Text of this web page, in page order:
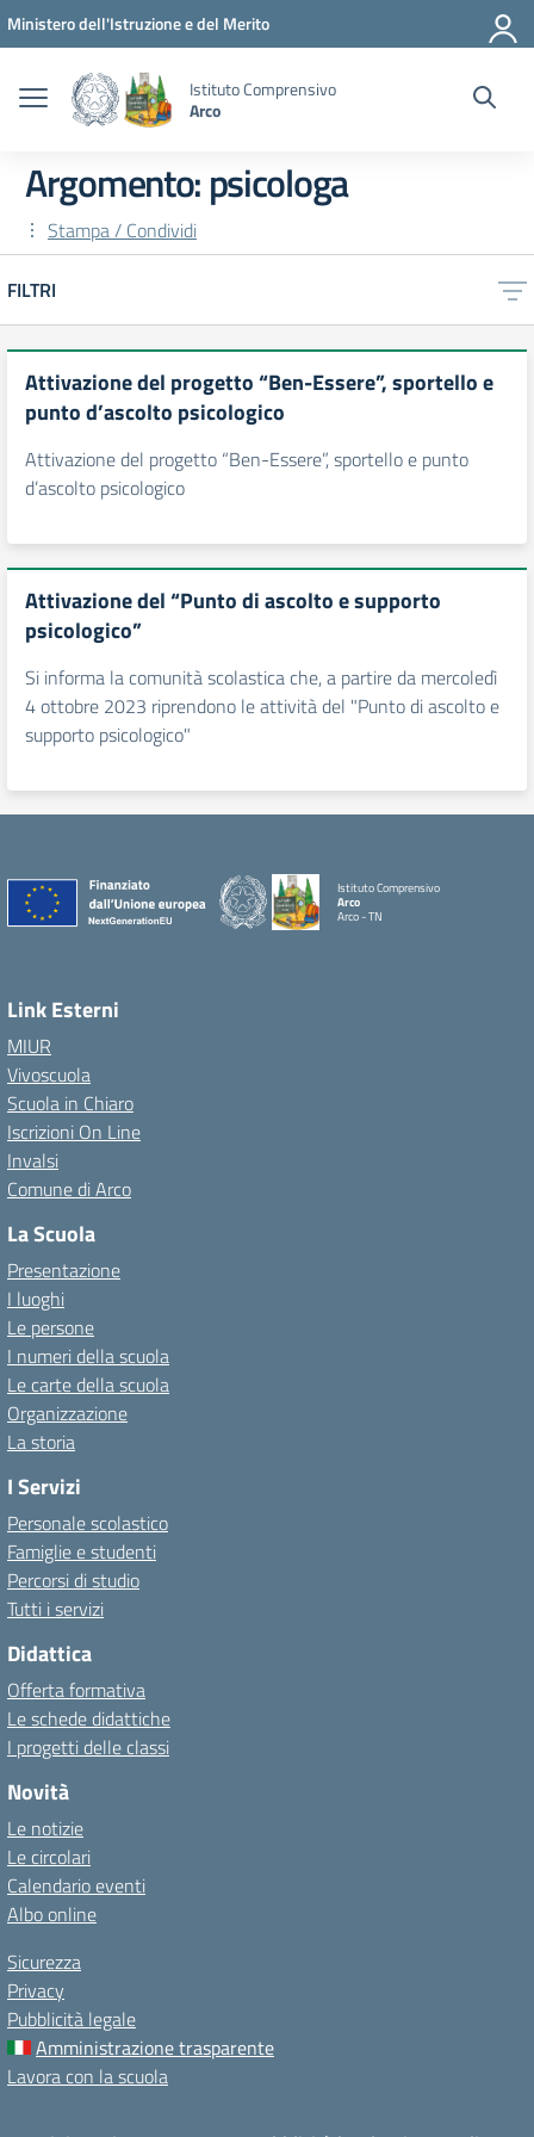
Vai ai contenuti
Vai al menu di navigazione
Vai al footer
Ministero dell'Istruzione e del Merito
Istituto Comprensivo
Arco
Argomento: psicologa
Stampa / Condividi
FILTRI
Attivazione del progetto “Ben-Essere”, sportello e
punto d’ascolto psicologico
Attivazione del progetto “Ben-Essere”, sportello e punto
d’ascolto psicologico
Attivazione del “Punto di ascolto e supporto
psicologico”
Si informa la comunità scolastica che, a partire da mercoledì
4 ottobre 2023 riprendono le attività del "Punto di ascolto e
supporto psicologico"
Istituto Comprensivo
Arco
Arco - TN
Link Esterni
MIUR
Vivoscuola
Scuola in Chiaro
Iscrizioni On Line
Invalsi
Comune di Arco
La Scuola
Presentazione
I luoghi
Le persone
I numeri della scuola
Le carte della scuola
Organizzazione
La storia
I Servizi
Personale scolastico
Famiglie e studenti
Percorsi di studio
Tutti i servizi
Didattica
Offerta formativa
Le schede didattiche
I progetti delle classi
Novità
Le notizie
Le circolari
Calendario eventi
Albo online
Sicurezza
Privacy
Pubblicità legale
Amministrazione trasparente
Lavora con la scuola